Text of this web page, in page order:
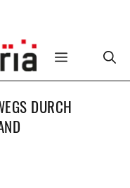
MENÜ
DURCH